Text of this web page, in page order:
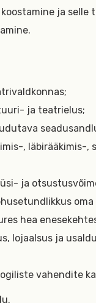
ja selle
ja teatrielus;
, läbirääkimis-,
ja
oma
hea
lojaalsus ja
vahendite